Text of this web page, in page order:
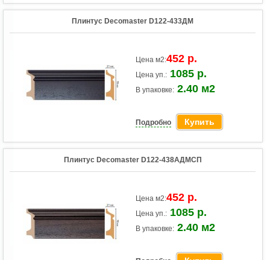
Плинтус Decomaster D122-433ДМ
Цена м2:452 р.
Цена уп.: 1085 р.
В упаковке: 2.40 м2
Подробно Купить
Плинтус Decomaster D122-438AДМСП
Цена м2:452 р.
Цена уп.: 1085 р.
В упаковке: 2.40 м2